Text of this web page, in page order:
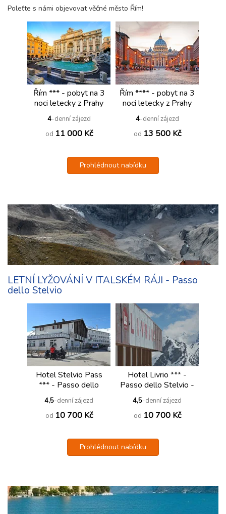
Poleťte s námi objevovat věčné město Řím!
Řím *** - pobyt na 3
noci letecky z Prahy
4-denní zájezd
od 11 000 Kč
Řím **** - pobyt na 3
noci letecky z Prahy
4-denní zájezd
od 13 500 Kč
Prohlédnout nabídku
LETNÍ LYŽOVÁNÍ V ITALSKÉM RÁJI - Passo
dello Stelvio
Hotel Stelvio Pass
*** - Passo dello
Stelvio - 2758
m.n.m.
4,5-denní zájezd
od 10 700 Kč
Hotel Livrio *** -
Passo dello Stelvio -
3174 m
4,5-denní zájezd
od 10 700 Kč
Prohlédnout nabídku